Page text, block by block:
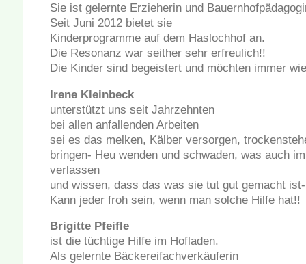
Sie ist gelernte Erzieherin und
Seit Juni 2012 bietet sie
Kinderprogramme auf dem Haslochhof an.
Die Resonanz war seither sehr erfreulich!!
Die Kinder sind begeistert und möchten immer
Irene Kleinbeck
unterstützt uns seit Jahrzehnten
bei allen anfallenden Arbeiten
sei es das melken, Kälber versorgen,
bringen- Heu wenden und schwaden, was auch
verlassen
und wissen, dass das was sie tut gut gemacht ist-
Kann jeder froh sein, wenn man solche Hilfe hat!!
Brigitte Pfeifle
ist die tüchtige Hilfe im Hofladen.
Als gelernte Bäckereifachverkäuferin